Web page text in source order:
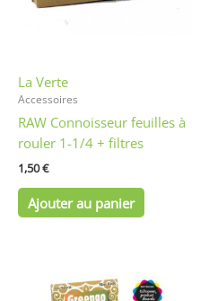
La Verte
Accessoires
RAW Connoisseur feuilles à
rouler 1-1/4 + filtres
1,50€
Ajouter au panier